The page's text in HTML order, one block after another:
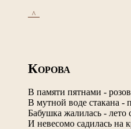
_^_
КОРОВА
В памяти пятнами -
В мутной воде стакана -
Бабушка жалилась - лето
И невесомо садилась на